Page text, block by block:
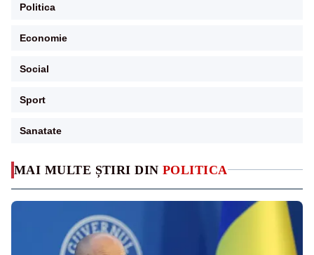
MAI MULTE ȘTIRI DIN POLITICA
Politica
Economie
Social
Sport
Sanatate